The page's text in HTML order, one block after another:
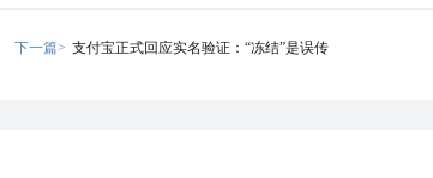
下一篇> 支付宝正式回应实名验证：“冻结”是误传